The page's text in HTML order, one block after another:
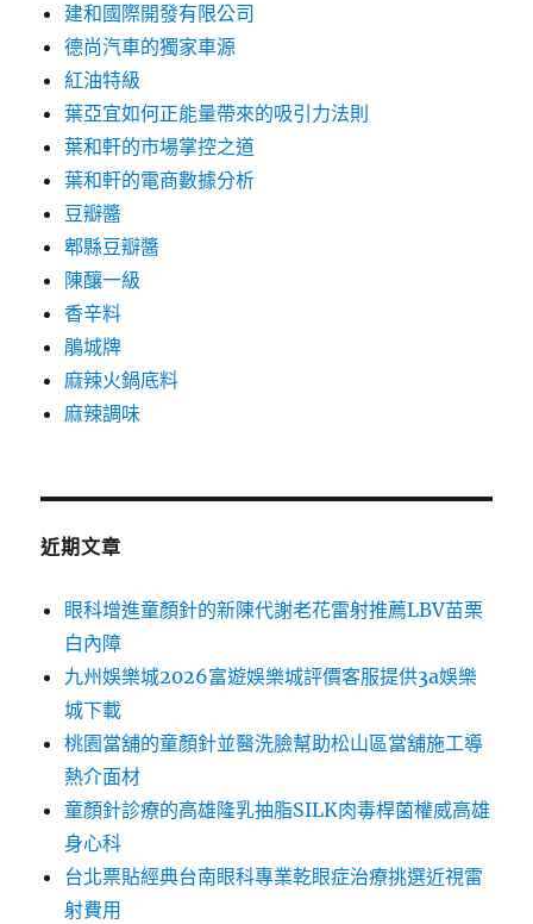
建和國際開發有限公司
德尚汽車的獨家車源
紅油特級
葉亞宜如何正能量帶來的吸引力法則
葉和軒的市場掌控之道
葉和軒的電商數據分析
豆瓣醬
郫縣豆瓣醬
陳釀一級
香辛料
鵑城牌
麻辣火鍋底料
麻辣調味
近期文章
眼科增進童顏針的新陳代謝老花雷射推薦LBV苗栗
白內障
九州娛樂城2026富遊娛樂城評價客服提供3a娛樂
城下載
桃園當舖的童顏針並醫洗臉幫助松山區當舖施工導
熱介面材
童顏針診療的高雄隆乳抽脂SILK肉毒桿菌權威高雄
身心科
台北票貼經典台南眼科專業乾眼症治療挑選近視雷
射費用